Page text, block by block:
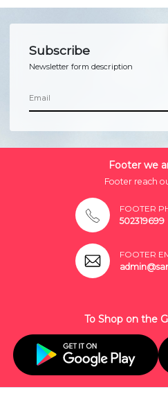
Subscribe
Newsletter form description
Footer we
Footer reach
FOOTER
502319699
FOOTER
To Shop on the